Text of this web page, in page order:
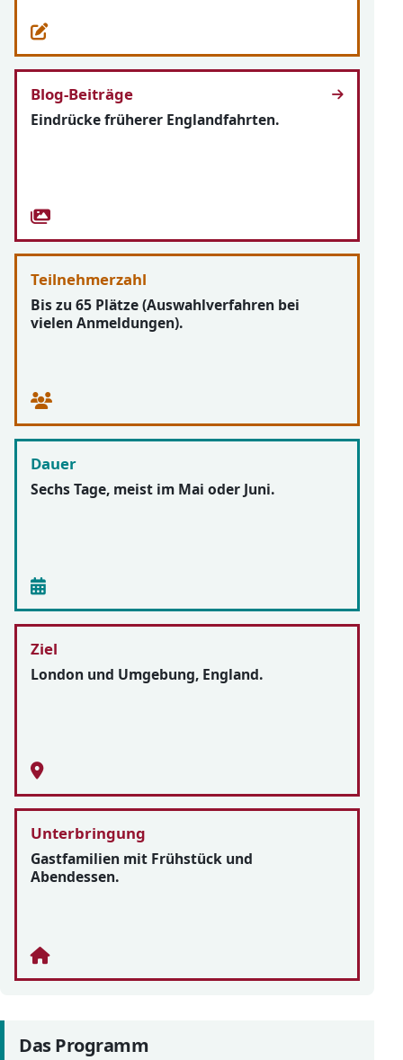
Blog-Beiträge
Eindrücke früherer Englandfahrten.
Teilnehmerzahl
Bis zu 65 Plätze (Auswahlverfahren bei
vielen Anmeldungen).
Dauer
Sechs Tage, meist im Mai oder Juni.
Ziel
London und Umgebung, England.
Unterbringung
Gastfamilien mit Frühstück und
Abendessen.
Das Programm